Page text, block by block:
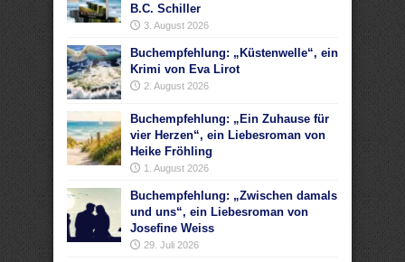
B.C. Schiller
3. August 2026
Buchempfehlung: „Küstenwelle“, ein
Krimi von Eva Lirot
2. August 2026
Buchempfehlung: „Ein Zuhause für
vier Herzen“, ein Liebesroman von
Heike Fröhling
1. August 2026
Buchempfehlung: „Zwischen damals
und uns“, ein Liebesroman von
Josefine Weiss
29. Juli 2026